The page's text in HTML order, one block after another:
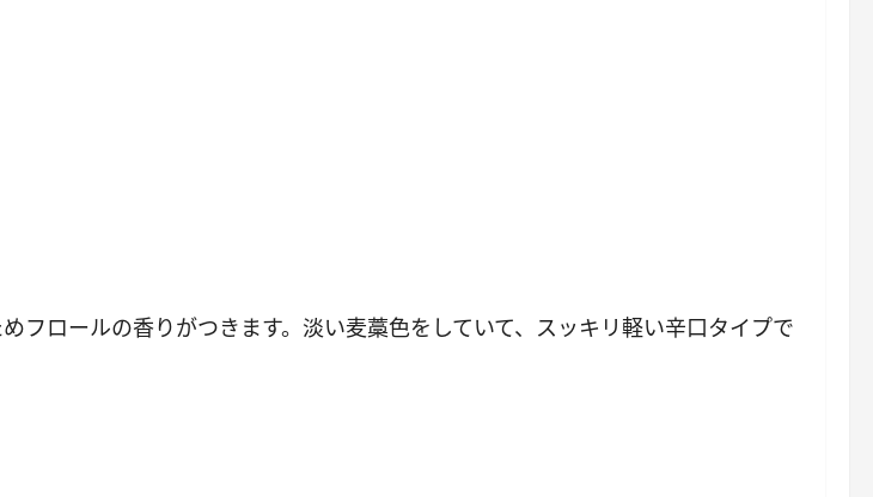
フロールの香りがつきます。淡い麦藁色をしていて、スッキリ軽い辛口タイプで